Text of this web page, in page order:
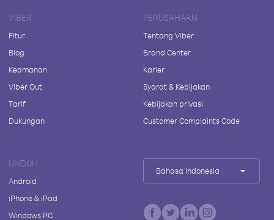
VIBER
Fitur
Blog
Keamanan
Viber Out
Tarif
Dukungan
PERUSAHAAN
Tentang Viber
Brand Center
Karier
Syarat & Kebijakan
Kebijakan privasi
Customer Complaints Code
UNDUH
Android
iPhone & iPad
Windows PC
Bahasa Indonesia